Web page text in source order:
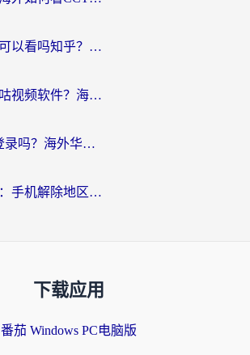
央视影音在海外可以看吗知乎？留学生亲测：3步解决地域限制+追剧自由
在国外怎么看咪咕视频软件？海外党亲测有效的回国加速方案
12123在国外能登录吗？海外华人必看的回国加速实用指南
海外党追剧必备：手机解除地区限制app怎么选？解决央视视频&国内剧地区限制全指南
下载应用
番茄 Windows PC电脑版